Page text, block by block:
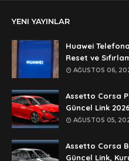
şifre ?
Anonymous
şifre ögrenebilirmiyim
Anonymous
🥰🥰🥰
Anonymous
dedezıplatan31 beğend👌
Anonymous
YENI YAYINLAR
Huawei
Reset ve
AĞUSTOS 06,
Assetto Corsa
Güncel Link 2026
AĞUSTOS 05,
Assetto Corsa
Güncel Link,